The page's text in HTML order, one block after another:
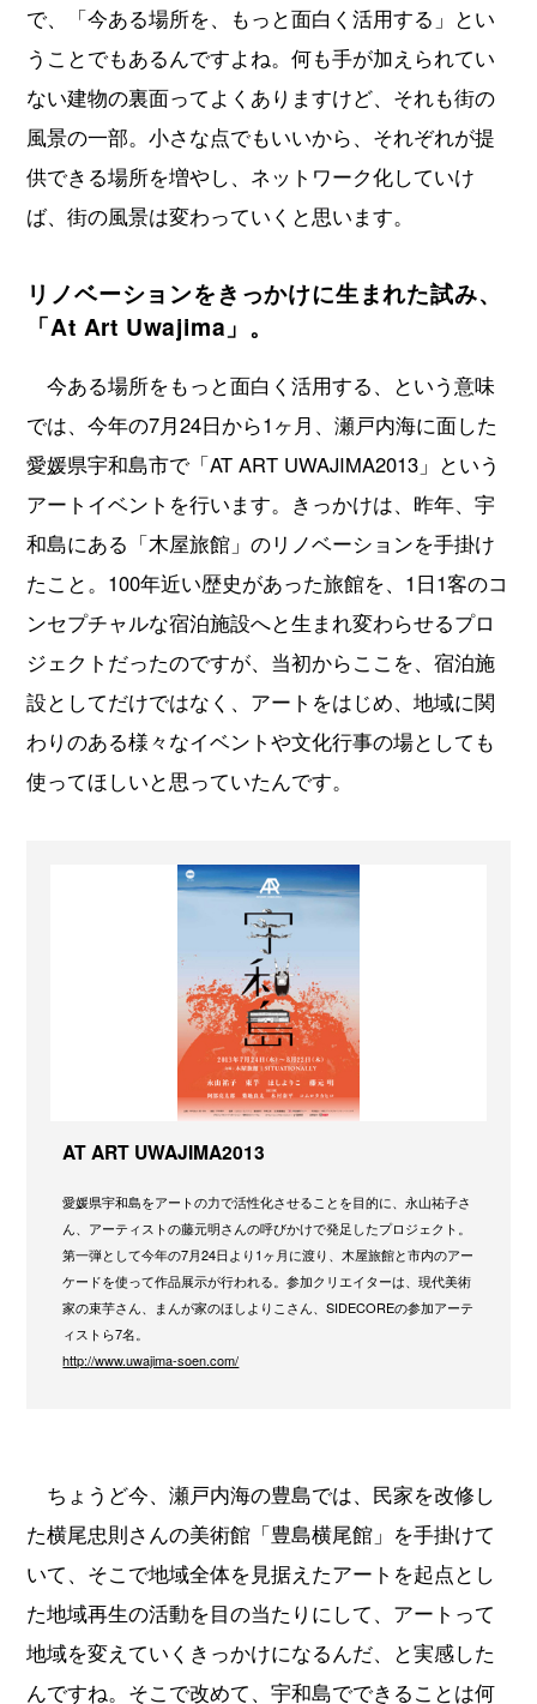
で、「今ある場所を、もっと面白く活用する」とい
うことでもあるんですよね。何も手が加えられてい
ない建物の裏面ってよくありますけど、それも街の
風景の一部。小さな点でもいいから、それぞれが提
供できる場所を増やし、ネットワーク化していけ
ば、街の風景は変わっていくと思います。
リノベーションをきっかけに生まれた試み、
「At Art Uwajima」。
今ある場所をもっと面白く活用する、という意味
では、今年の7月24日から1ヶ月、瀬戸内海に面した
愛媛県宇和島市で「AT ART UWAJIMA2013」という
アートイベントを行います。きっかけは、昨年、宇
和島にある「木屋旅館」のリノベーションを手掛け
たこと。100年近い歴史があった旅館を、1日1客のコ
ンセプチャルな宿泊施設へと生まれ変わらせるプロ
ジェクトだったのですが、当初からここを、宿泊施
設としてだけではなく、アートをはじめ、地域に関
わりのある様々なイベントや文化行事の場としても
使ってほしいと思っていたんです。
AT ART UWAJIMA2013
愛媛県宇和島をアートの力で活性化させることを目的に、永山祐子さ
ん、アーティストの藤元明さんの呼びかけで発足したプロジェクト。
第一弾として今年の7月24日より1ヶ月に渡り、木屋旅館と市内のアー
ケードを使って作品展示が行われる。参加クリエイターは、現代美術
家の束芋さん、まんが家のほしよりこさん、SIDECOREの参加アーテ
ィストら7名。
http://www.uwajima-soen.com/
ちょうど今、瀬戸内海の豊島では、民家を改修し
た横尾忠則さんの美術館「豊島横尾館」を手掛けて
いて、そこで地域全体を見据えたアートを起点とし
た地域再生の活動を目の当たりにして、アートって
地域を変えていくきっかけになるんだ、と実感した
んですね。そこで改めて、宇和島でできることは何